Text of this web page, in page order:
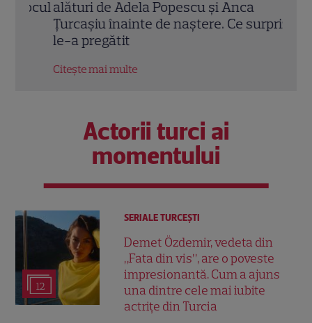
alături de Adela Popescu și Anca
Țurcașiu înainte de naștere. Ce surpriză
le-a pregătit
Citește mai multe
Actorii turci ai
momentului
12
SERIALE TURCEŞTI
Demet Özdemir, vedeta din
„Fata din vis”, are o poveste
impresionantă. Cum a ajuns
una dintre cele mai iubite
actrițe din Turcia